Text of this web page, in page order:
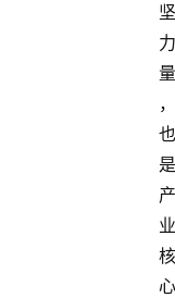
坚
力
量
，
也
是
产
业
核
心